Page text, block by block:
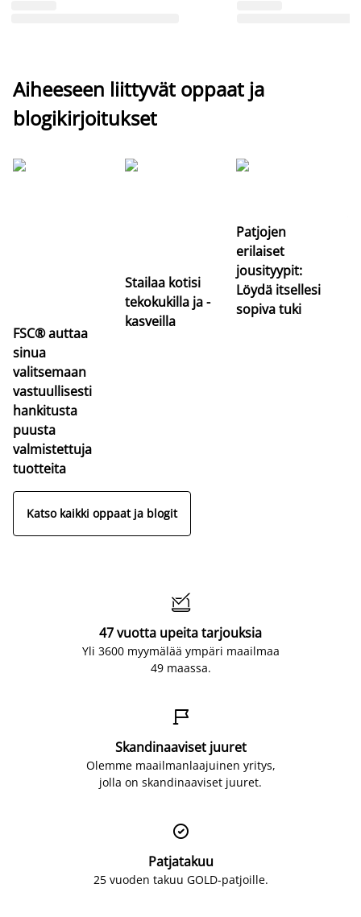
Aiheeseen liittyvät oppaat ja
blogikirjoitukset
FSC® auttaa
sinua
valitsemaan
vastuullisesti
hankitusta
puusta
valmistettuja
tuotteita
Stailaa kotisi
tekokukilla ja -
kasveilla
Patjojen
erilaiset
jousityypit:
Löydä itsellesi
sopiva tuki
Katso kaikki oppaat ja blogit

47 vuotta upeita tarjouksia
Yli 3600 myymälää ympäri maailmaa
49 maassa.

Skandinaaviset juuret
Olemme maailmanlaajuinen yritys,
jolla on skandinaaviset juuret.

Patjatakuu
25 vuoden takuu GOLD-patjoille.